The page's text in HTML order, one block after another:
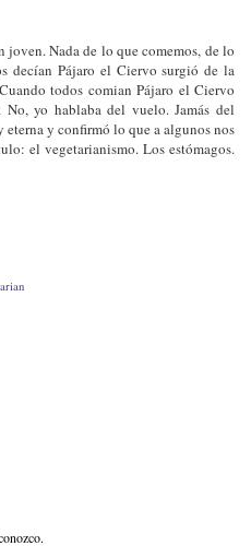
Nada de lo que comemos, de lo
decían Pájaro el Ciervo surgió de la
todos comian Pájaro el Ciervo
. No, yo hablaba del vuelo. Jamás del
y confirmó lo que a algunos nos
el vegetarianismo. Los estómagos.